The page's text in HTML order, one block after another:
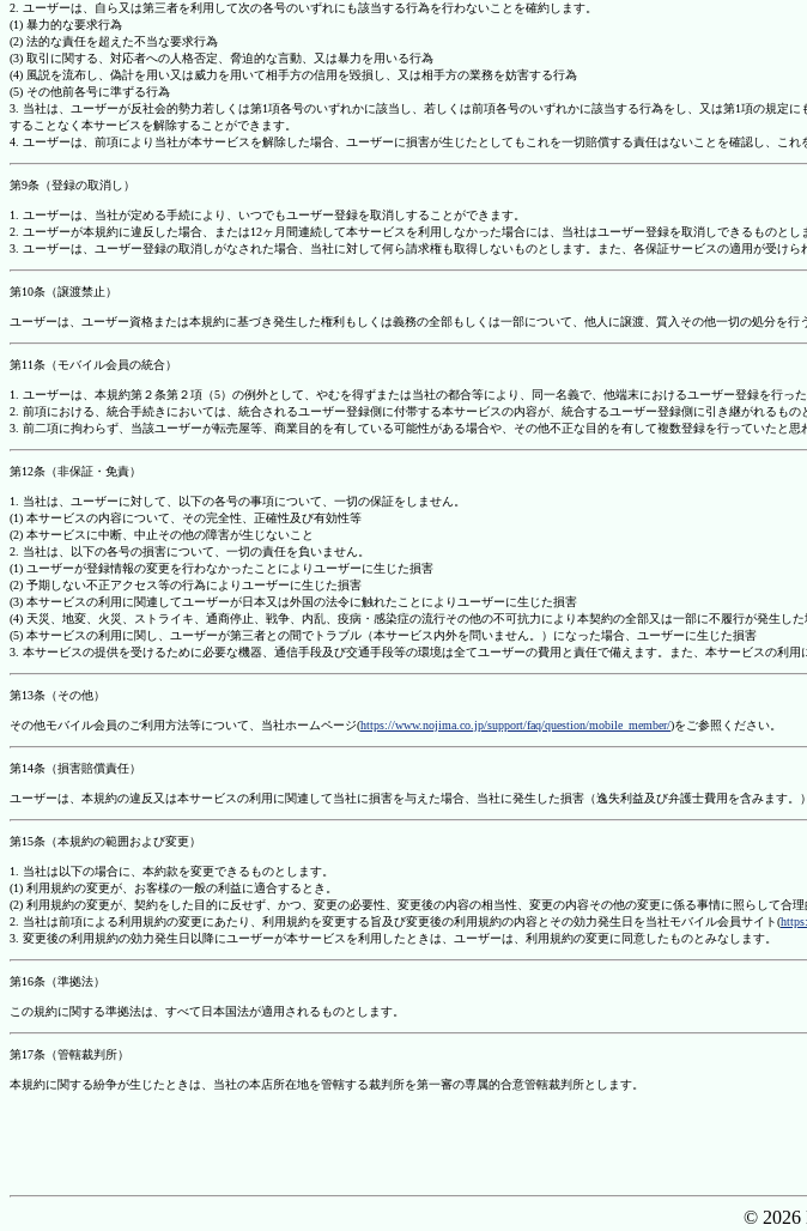
2. ユーザーは、自ら又は第三者を利用して次の各号のいずれにも該当する行為を行わないことを確約します。
(1) 暴力的な要求行為
(2) 法的な責任を超えた不当な要求行為
(3) 取引に関する、対応者への人格否定、脅迫的な言動、又は暴力を用いる行為
(4) 風説を流布し、偽計を用い又は威力を用いて相手方の信用を毀損し、又は相手方の業務を妨害する行為
(5) その他前各号に準ずる行為
3. 当社は、ユーザーが反社会的勢力若しくは第1項各号のいずれかに該当し、若しくは前項各号のいずれかに該当する行為をし、又は第1項の規
することなく本サービスを解除することができます。
4. ユーザーは、前項により当社が本サービスを解除した場合、ユーザーに損害が生じたとしてもこれを一切賠償する責任はないことを確認し、これ
第9条（登録の取消し）
1. ユーザーは、当社が定める手続により、いつでもユーザー登録を取消しすることができます。
2. ユーザーが本規約に違反した場合、または12ヶ月間連続して本サービスを利用しなかった場合には、当社はユーザー登録を取消しできるものと
3. ユーザーは、ユーザー登録の取消しがなされた場合、当社に対して何ら請求権も取得しないものとします。また、各保証サービスの適用が受け
第10条（譲渡禁止）
ユーザーは、ユーザー資格または本規約に基づき発生した権利もしくは義務の全部もしくは一部について、他人に譲渡、質入その他一切の処分を行
第11条（モバイル会員の統合）
1. ユーザーは、本規約第２条第２項（5）の例外として、やむを得ずまたは当社の都合等により、同一名義で、他端末におけるユーザー登録を行
2. 前項における、統合手続きにおいては、統合されるユーザー登録側に付帯する本サービスの内容が、統合するユーザー登録側に引き継がれるもの
3. 前二項に拘わらず、当該ユーザーが転売屋等、商業目的を有している可能性がある場合や、その他不正な目的を有して複数登録を行っていたと思
第12条（非保証・免責）
1. 当社は、ユーザーに対して、以下の各号の事項について、一切の保証をしません。
(1) 本サービスの内容について、その完全性、正確性及び有効性等
(2) 本サービスに中断、中止その他の障害が生じないこと
2. 当社は、以下の各号の損害について、一切の責任を負いません。
(1) ユーザーが登録情報の変更を行わなかったことによりユーザーに生じた損害
(2) 予期しない不正アクセス等の行為によりユーザーに生じた損害
(3) 本サービスの利用に関連してユーザーが日本又は外国の法令に触れたことによりユーザーに生じた損害
(4) 天災、地変、火災、ストライキ、通商停止、戦争、内乱、疫病・感染症の流行その他の不可抗力により本契約の全部又は一部に不履行が発生し
(5) 本サービスの利用に関し、ユーザーが第三者との間でトラブル（本サービス内外を問いません。）になった場合、ユーザーに生じた損害
3. 本サービスの提供を受けるために必要な機器、通信手段及び交通手段等の環境は全てユーザーの費用と責任で備えます。また、本サービスの利用
第13条（その他）
その他モバイル会員のご利用方法等について、当社ホームページ(https://www.nojima.co.jp/support/faq/question/mobile_member/)をご参照ください。
第14条（損害賠償責任）
ユーザーは、本規約の違反又は本サービスの利用に関連して当社に損害を与えた場合、当社に発生した損害（逸失利益及び弁護士費用を含みます。
第15条（本規約の範囲および変更）
1. 当社は以下の場合に、本約款を変更できるものとします。
(1) 利用規約の変更が、お客様の一般の利益に適合するとき。
(2) 利用規約の変更が、契約をした目的に反せず、かつ、変更の必要性、変更後の内容の相当性、変更の内容その他の変更に係る事情に照らして合理
2. 当社は前項による利用規約の変更にあたり、利用規約を変更する旨及び変更後の利用規約の内容とその効力発生日を当社モバイル会員サイト(
3. 変更後の利用規約の効力発生日以降にユーザーが本サービスを利用したときは、ユーザーは、利用規約の変更に同意したものとみなします。
第16条（準拠法）
この規約に関する準拠法は、すべて日本国法が適用されるものとします。
第17条（管轄裁判所）
本規約に関する紛争が生じたときは、当社の本店所在地を管轄する裁判所を第一審の専属的合意管轄裁判所とします。
© 2026